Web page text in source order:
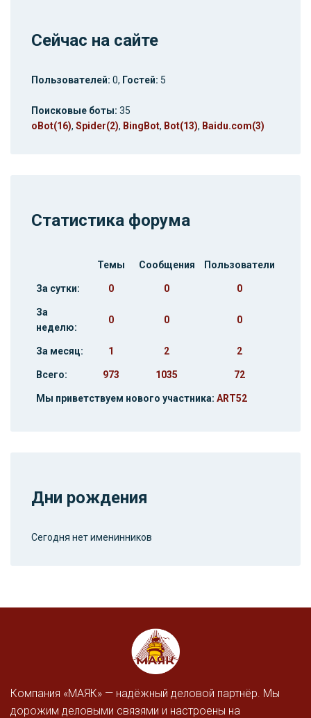
Сейчас на сайте
Пользователей: 0, Гостей: 5
Поисковые боты: 35
oBot(16), Spider(2), BingBot, Bot(13), Baidu.com(3)
Статистика форума
Темы Сообщения Пользователи
За сутки: 0 0 0
За
неделю:
0 0 0
За месяц: 1 2 2
Всего: 973 1035 72
Мы приветствуем нового участника: ART52
Дни рождения
Сегодня нет именинников
Компания «МАЯК» — надёжный деловой партнёр. Мы
дорожим деловыми связями и настроены на